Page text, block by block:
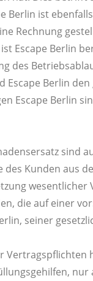
Berlin ist
Rechnung
Escape Berlin
des
Escape Berlin
Escape Berlin
sind
Kunden aus
die auf einer
seiner
Vertragspflichten